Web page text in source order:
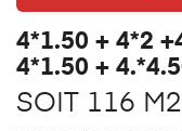
4*1.50 + 4*2
4*1.50 +
SOIT 116 M2